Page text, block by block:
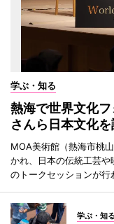
学ぶ・知る
熱海で世界文化
さんら日本文化を
MOA美術館（熱海市桃
かれ、日本の伝統工芸
のトークセッションが行
学ぶ・知る